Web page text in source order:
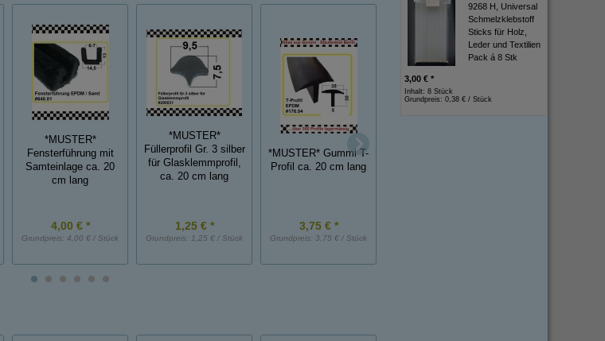
*MUSTER*
Fensterführung mit
Samteinlage ca. 20
cm lang
4,00 € *
Grundpreis: 4,00 € / Stück
*MUSTER*
Füllerprofil Gr. 3 silber
für Glasklemmprofil,
ca. 20 cm lang
1,25 € *
Grundpreis: 1,25 € / Stück
*MUSTER* Gummi T-
Profil ca. 20 cm lang
3,75 € *
Grundpreis: 3,75 € / Stück
9268 H, Universal
Schmelzklebstoff
Sticks für Holz,
Leder und Textilien
Pack á 8 Stk
3,00 € *
Inhalt: 8 Stück
Grundpreis: 0,38 € / Stück